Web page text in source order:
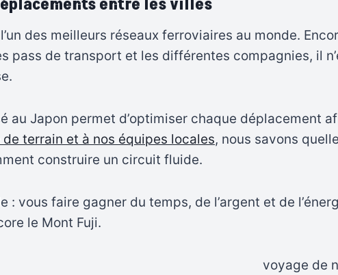
des meilleurs réseaux ferroviaires au monde.
pass de transport et les différentes compagnies, il
au Japon permet d’optimiser chaque déplacement
terrain et à nos équipes locales, nous savons
construire un circuit fluide.
: vous faire gagner du temps, de l’argent et de
le Mont Fuji.